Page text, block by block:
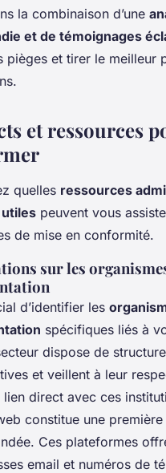
la combinaison d’une
et de témoignages
pièges et tirer le meilleur
et ressources
quelles ressources
peuvent vous
de mise en conformité.
sur les
d’identifier les
spécifiques liés à
dispose de
et veillent à leur
lien direct avec ces
constitue une
Ces plateformes
email et numéros de